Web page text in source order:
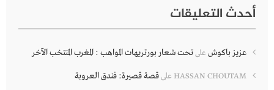
أحدث التعليقات
عزيز باكوش علىتحت شعار بورتريهات المواهب : المغرب المنتخب الآخر
HASSAN CHOUTAM علىقصة قصيرة: فندق العروبة